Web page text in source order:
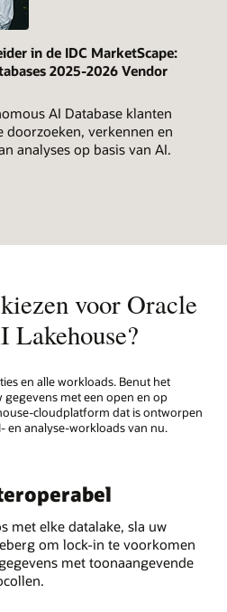
in de IDC MarketScape:
2025-2026 Vendor
AI Database klanten
verkennen en
analyses op basis van AI.
voor Oracle
Lakehouse?
en alle workloads. Benut het
met een open en op
cloudplatform dat is ontworpen
en analyse-workloads van nu.
met elke datalake, sla uw
om lock-in te voorkomen
met toonaangevende